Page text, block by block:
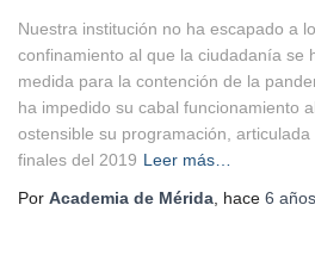
Nuestra institución no ha escapado a
confinamiento al que la ciudadanía se
medida para la contención de la
ha impedido su cabal funcionamiento
ostensible su programación,
finales del 2019 Leer más…
Por Academia de Mérida , hace 6 años